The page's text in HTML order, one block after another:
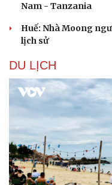
Du lịch
Tư vấn
Săn Tour
check-in
Nam - Tanzania
Huế: Nhà Moong
lịch sử
DU LỊCH